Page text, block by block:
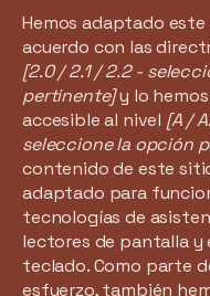
Hemos adaptado
acuerdo con las
[2.0 / 2.1 / 2.2 -
pertinente]y lo
accesible al nivel [A /
seleccione la opción
contenido de este
adaptado para
tecnologías de
lectores de pantalla y
teclado. Como parte
esfuerzo, también